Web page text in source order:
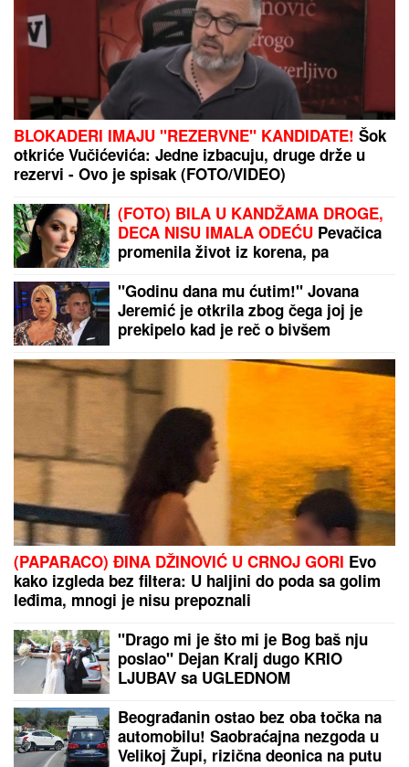
BLOKADERI IMAJU "REZERVNE" KANDIDATE! Šok
otkriće Vučićevića: Jedne izbacuju, druge drže u
rezervi - Ovo je spisak (FOTO/VIDEO)
(FOTO) BILA U KANDŽAMA DROGE,
DECA NISU IMALA ODEĆU Pevačica
promenila život iz korena, pa
filtera"
"Godinu dana mu ćutim!" Jovana
Jeremić je otkrila zbog čega joj je
prekipelo kad je reč o bivšem
(PAPARACO) ĐINA DŽINOVIĆ U CRNOJ GORI Evo
kako izgleda bez filtera: U haljini do poda sa golim
leđima, mnogi je nisu prepoznali
"Drago mi je što mi je Bog baš nju
poslao" Dejan Kralj dugo KRIO
LJUBAV sa UGLEDNOM
novo životno poglavlje (VIDEO)
Beograđanin ostao bez oba točka na
automobilu! Saobraćajna nezgoda u
Velikoj Župi, rizična deonica na putu